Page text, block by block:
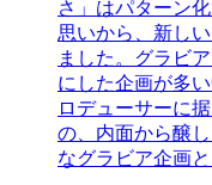
さ」はパターン
思いから、新し
ました。グラビ
にした企画が多
ロデューサーに
の、内面から醸
なグラビア企画と